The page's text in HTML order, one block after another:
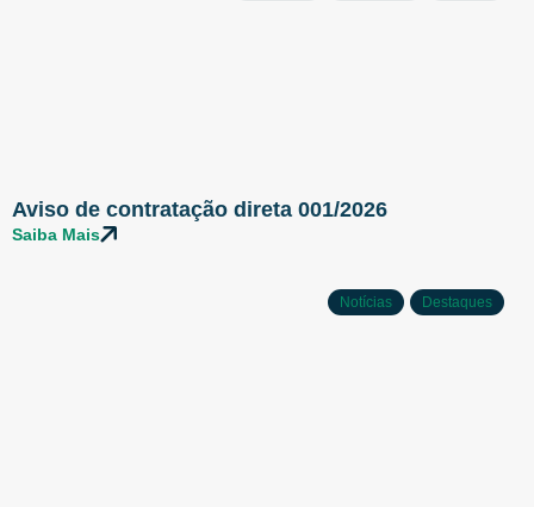
Aviso de contratação direta 001/2026
Saiba Mais
Notícias Destaques